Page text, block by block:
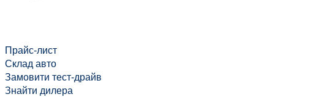
Прайс-лист
Cклад авто
Замовити тест-драйв
Знайти дилера